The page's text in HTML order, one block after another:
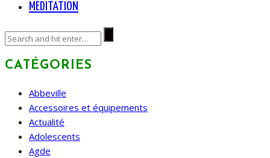
MÉDITATION
CATÉGORIES
Abbeville
Accessoires et équipements
Actualité
Adolescents
Agde